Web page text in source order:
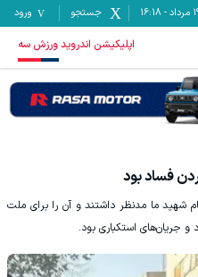
-
16:18 جستجو ورود
اپلیکیشن اندروید ورزش سه
فساد بود
ما مدنظر داشتند و آن را برای ملت
و جریان‌های استکباری بود.